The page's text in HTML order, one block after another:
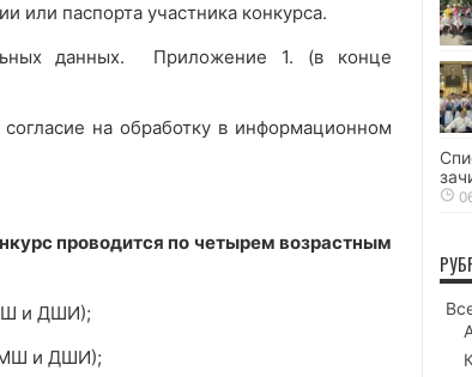
или паспорта участника конкурса.
данных. Приложение 1. (в конце
на обработку в информационном
проводится по четырем возрастным
и ДШИ);
и ДШИ);